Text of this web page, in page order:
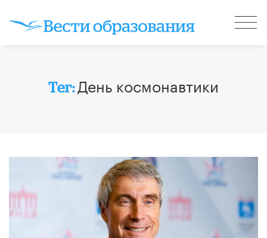
Тег:День космонавтики